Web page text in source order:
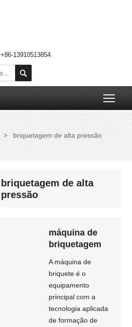
+86-13910513854

> briquetagem de alta pressão
briquetagem de alta
pressão
máquina de
briquetagem
A máquina de
briquete é o
equipamento
principal com a
tecnologia aplicada
de formação de